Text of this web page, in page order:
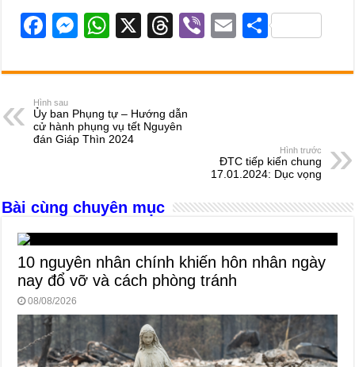
F
c
e
b
o
k
M
ss
n
g
W
at
A
p
X
T
e
a
d
Vi
er
E
ail
S
ar
Hình sau
Ủy ban Phụng tự – Hướng dẫn
cử hành phụng vụ tết Nguyên
đán Giáp Thìn 2024
Hình trước
ĐTC tiếp kiến chung
17.01.2024: Dục vọng
Bài cùng chuyên mục
10 nguyên nhân chính khiến hôn nhân ngày
nay đổ vỡ và cách phòng tránh
08/08/2026